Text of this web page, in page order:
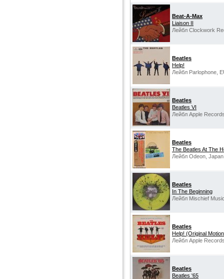
Beat-A-Max
Liaison II
Лейбл Clockwork
Beatles
Help!
Лейбл Parlophone,
Beatles
Beatles VI
Лейбл Apple
Beatles
The Beatles At The
Лейбл Odeon,
Beatles
In The Beginning
Лейбл Mischief
Beatles
Help! (Original
Лейбл Apple
Beatles
Beatles '65